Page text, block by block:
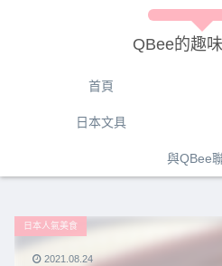
QBee的趣
首頁
日本文具
與QBee
日本人氣美食
2021.08.24